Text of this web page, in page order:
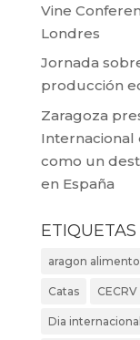
Vine
Londres
Jornada
producción
Zaragoza
Internacional
como un
en España
ETIQUETAS
aragon
Catas CECRV
Dia